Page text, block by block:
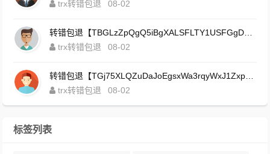
trx转错包退
08-02
trx转错包退
08-02
trx转错包退
08-02
标签列表